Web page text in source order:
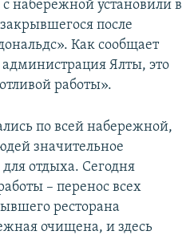
набережной установили в
после
Как сообщает
Ялты, это
работы».
по всей набережной,
значительное
отдыха. Сегодня
– перенос всех
ресторана
очищена, и здесь